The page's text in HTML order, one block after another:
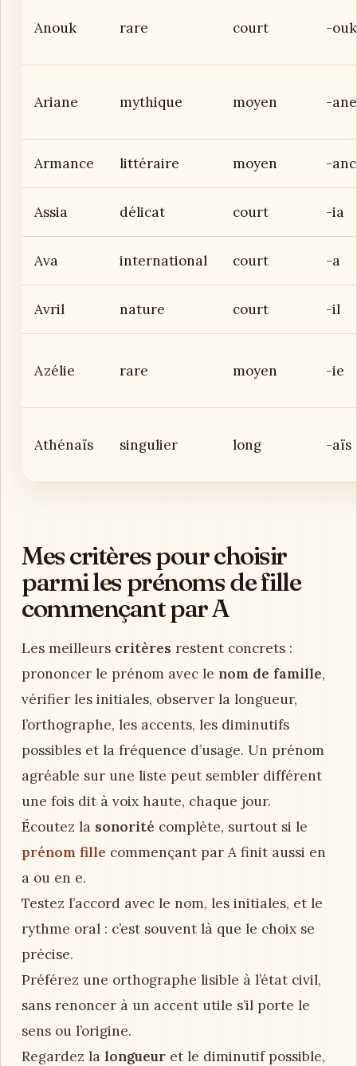
Anouk rare court -ouk
Ariane mythique moyen -ane
Armance littéraire moyen -
Assia délicat court -ia
Ava international court -a
Avril nature court -il
Azélie rare moyen -ie
Athénaïs singulier long -aïs
Mes critères pour choisir
parmi les prénoms de fille
commençant par A
Les meilleurs critères restent concrets :
prononcer le prénom avec le nom de famille,
vérifier les initiales, observer la longueur,
l’orthographe, les accents, les diminutifs
possibles et la fréquence d’usage. Un prénom
agréable sur une liste peut sembler différent
une fois dit à voix haute, chaque jour.
Écoutez la sonorité complète, surtout si le
prénom fille commençant par A finit aussi en
a ou en e.
Testez l’accord avec le nom, les initiales, et le
rythme oral : c’est souvent là que le choix se
précise.
Préférez une orthographe lisible à l’état civil,
sans renoncer à un accent utile s’il porte le
sens ou l’origine.
Regardez la longueur et le diminutif possible,